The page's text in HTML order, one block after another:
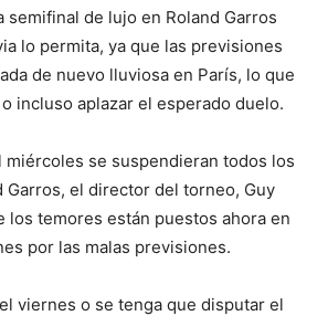
semifinal de lujo en Roland Garros
lo permita, ya que las previsiones
de nuevo lluviosa en París, lo que
incluso aplazar el esperado duelo.
miércoles se suspendieran todos los
Garros, el director del torneo, Guy
los temores están puestos ahora en
por las malas previsiones.
viernes o se tenga que disputar el